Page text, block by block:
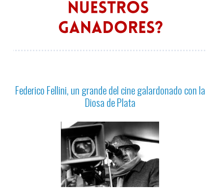
Federico Fellini, un grande del cine galardonado con la
Diosa de Plata